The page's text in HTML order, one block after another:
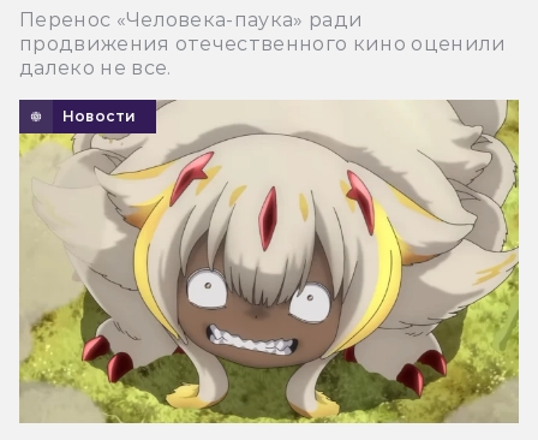
Перенос «Человека-паука» ради
продвижения отечественного кино оценили
далеко не все.
Новости